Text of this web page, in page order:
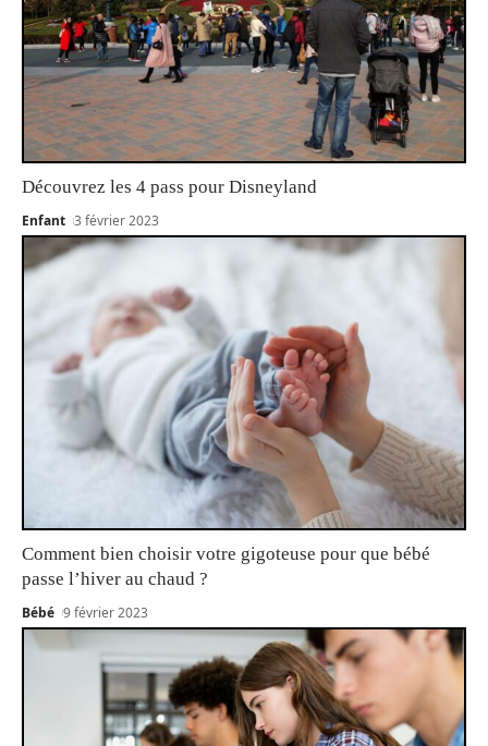
Découvrez les 4 pass pour Disneyland
Enfant 3 février 2023
Comment bien choisir votre gigoteuse pour que bébé
passe l’hiver au chaud ?
Bébé 9 février 2023